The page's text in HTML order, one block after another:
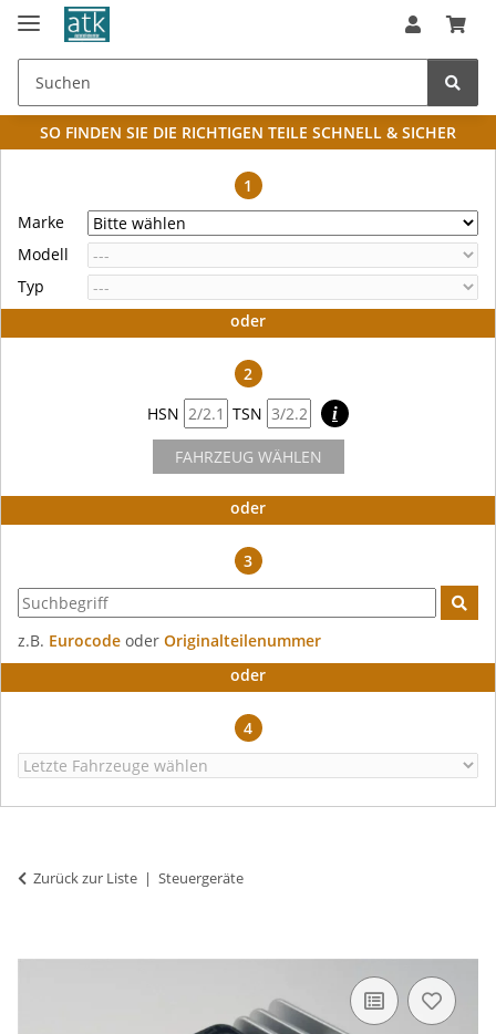
SO FINDEN SIE DIE RICHTIGEN TEILE SCHNELL & SICHER
1
Marke
Modell
Typ
oder
2
HSN
TSN i
FAHRZEUG WÄHLEN
oder
3
z.B. Eurocode oder Originalteilenummer
oder
4
Zurück zur Liste Steuergeräte